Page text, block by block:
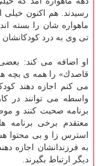
رسیدند. هم اكنون خیلی
ماهواره شان را بسته
تی وی به درد كودكانشان
او اضافه می كند:
قاصدك» را همه ی بچه
می كنم اجازه دهند
واسطه می توانند در
برنامه صحبت كنند و
معتقدم برخی برنامه
استرس زا و بی محتوا
به فرزندانشان اجازه
دیگر ارتباط بگیرند.